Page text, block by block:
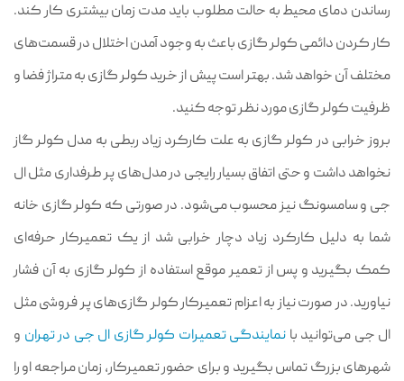
رساندن دمای محیط به حالت مطلوب باید مدت زمان بیشتری کار کند.
کار کردن دائمی کولر گازی باعث به وجود آمدن اختلال در قسمت‎‌های
مختلف آن خواهد شد. بهتر است پیش از خرید کولر گازی به متراژ فضا و
ظرفیت کولر گازی مورد نظر توجه کنید.
بروز خرابی در کولر گازی به علت کارکرد زیاد ربطی به مدل کولر گاز
نخواهد داشت و حتی اتفاق بسیار رایجی در مدل‌های پر طرفداری مثل ال
جی و سامسونگ نیز محسوب می‌شود. در صورتی که کولر گازی خانه
شما به دلیل کارکرد زیاد دچار خرابی شد از یک تعمیرکار حرفه‌ای
کمک بگیرید و پس از تعمیر موقع استفاده از کولر گازی به آن فشار
نیاورید. در صورت نیاز به اعزام تعمیرکار کولر گازی‌های پر فروشی مثل
ال جی می‌توانید با نمایندگی تعمیرات کولر گازی ال جی در تهران و
شهرهای بزرگ تماس بگیرید و برای حضور تعمیرکار، زمان مراجعه او را